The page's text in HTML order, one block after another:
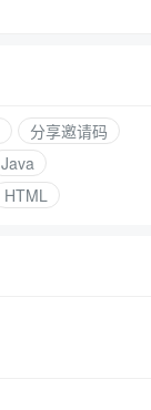
分享邀请码
Java
HTML